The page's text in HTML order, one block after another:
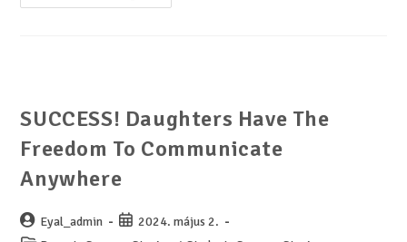
SUCCESS! Daughters Have The
Freedom To Communicate
Anywhere
Eyal_admin
2024. május 2.